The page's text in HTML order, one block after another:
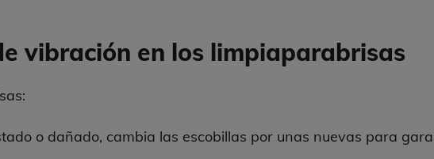
vibración en los limpiaparabrisas
o dañado, cambia las escobillas por unas nuevas para